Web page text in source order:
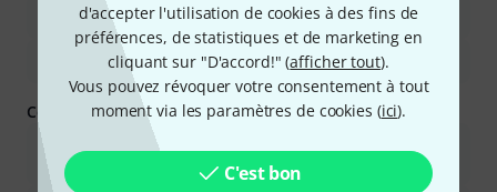
d'accepter l'utilisation de cookies à des fins de
préférences, de statistiques et de marketing en
cliquant sur "D'accord!" (afficher tout).
Vous pouvez révoquer votre consentement à tout
moment via les paramètres de cookies (ici).
C'est bon
Ils offrent une bonne isolation contre les bruits extérieurs.
Le câble détachable est une caractéristique pratique.
Ce que vous devez savoir d'autre :
Certains utilisateurs les trouvent inconfortables en cas de port
prolongé.